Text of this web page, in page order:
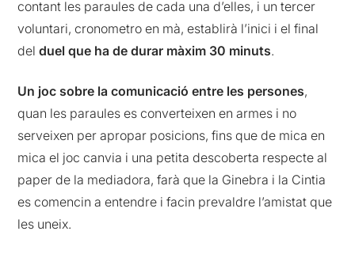
contant les paraules de cada una d’elles, i un tercer
voluntari, cronometro en mà, establirà l’inici i el final
delduel que ha de durar màxim 30 minuts.
Un joc sobre la comunicació entre les persones,
quan les paraules es converteixen en armes i no
serveixen per apropar posicions, fins que de mica en
mica el joc canvia i una petita descoberta respecte al
paper de la mediadora, farà que la Ginebra i la Cintia
es comencin a entendre i facin prevaldre l’amistat que
les uneix.